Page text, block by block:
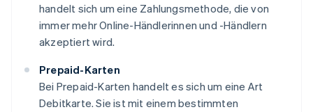
handelt sich um eine Zahlungsmethode, die von
immer mehr Online-Händlerinnen und -Händlern
akzeptiert wird.
Prepaid-Karten
Bei Prepaid-Karten handelt es sich um eine Art
Debitkarte. Sie ist mit einem bestimmten